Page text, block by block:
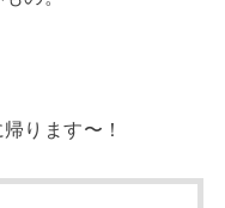
ります〜！